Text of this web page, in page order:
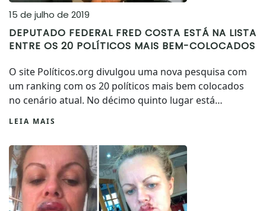
15 de julho de 2019
DEPUTADO FEDERAL FRED COSTA ESTÁ NA LISTA
ENTRE OS 20 POLÍTICOS MAIS BEM-COLOCADOS
O site Políticos.org divulgou uma nova pesquisa com
um ranking com os 20 políticos mais bem colocados
no cenário atual. No décimo quinto lugar está…
LEIA MAIS